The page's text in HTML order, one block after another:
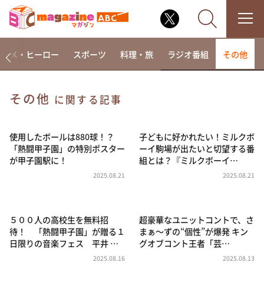
相席食堂
これ余談なんですけど・・・
～人生密着トークバラエティ！～ やすとものいたっ
news おかえり
河合＆A.B.C-Z塚田×福井アナ「なんでやねん！？」
（news おかえり）
メ・ヒーロー スポーツ 料理・旅 ラジオ番組 その他
その他 に関する記事
使用したボールは880球！？
「熱闘甲子園」の特別ポスター
が甲子園駅に！
2025.08.21
子どもに好かれたい！ミルクボ
ーイ駒場が出たいと切望する番
組とは？『ミルクボーイ…
2025.08.21
５００人の高校生を無料招
待！ 「熱闘甲子園」が贈る１
日限りの音楽フェス 平井 …
2025.08.16
超豪華なユニットコントで、さ
まぁ～ずの“個性”が爆発 キン
グオブコント王者「芸…
2025.08.13